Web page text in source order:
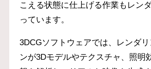
こえる状態に仕上げる作業もレン
っています。
3DCGソフトウェアでは、レンダ
ンが3Dモデルやテクスチャ、照明